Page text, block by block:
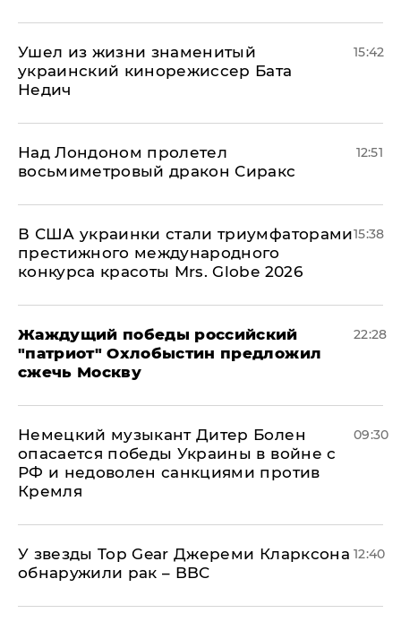
Ушел из жизни знаменитый
украинский кинорежиссер Бата
Недич
15:42
Над Лондоном пролетел
восьмиметровый дракон Сиракс
12:51
В США украинки стали триумфаторами
престижного международного
конкурса красоты Mrs. Globe 2026
15:38
Жаждущий победы российский
"патриот" Охлобыстин предложил
сжечь Москву
22:28
Немецкий музыкант Дитер Болен
опасается победы Украины в войне с
РФ и недоволен санкциями против
Кремля
09:30
У звезды Top Gear Джереми Кларксона
обнаружили рак – BBC
12:40